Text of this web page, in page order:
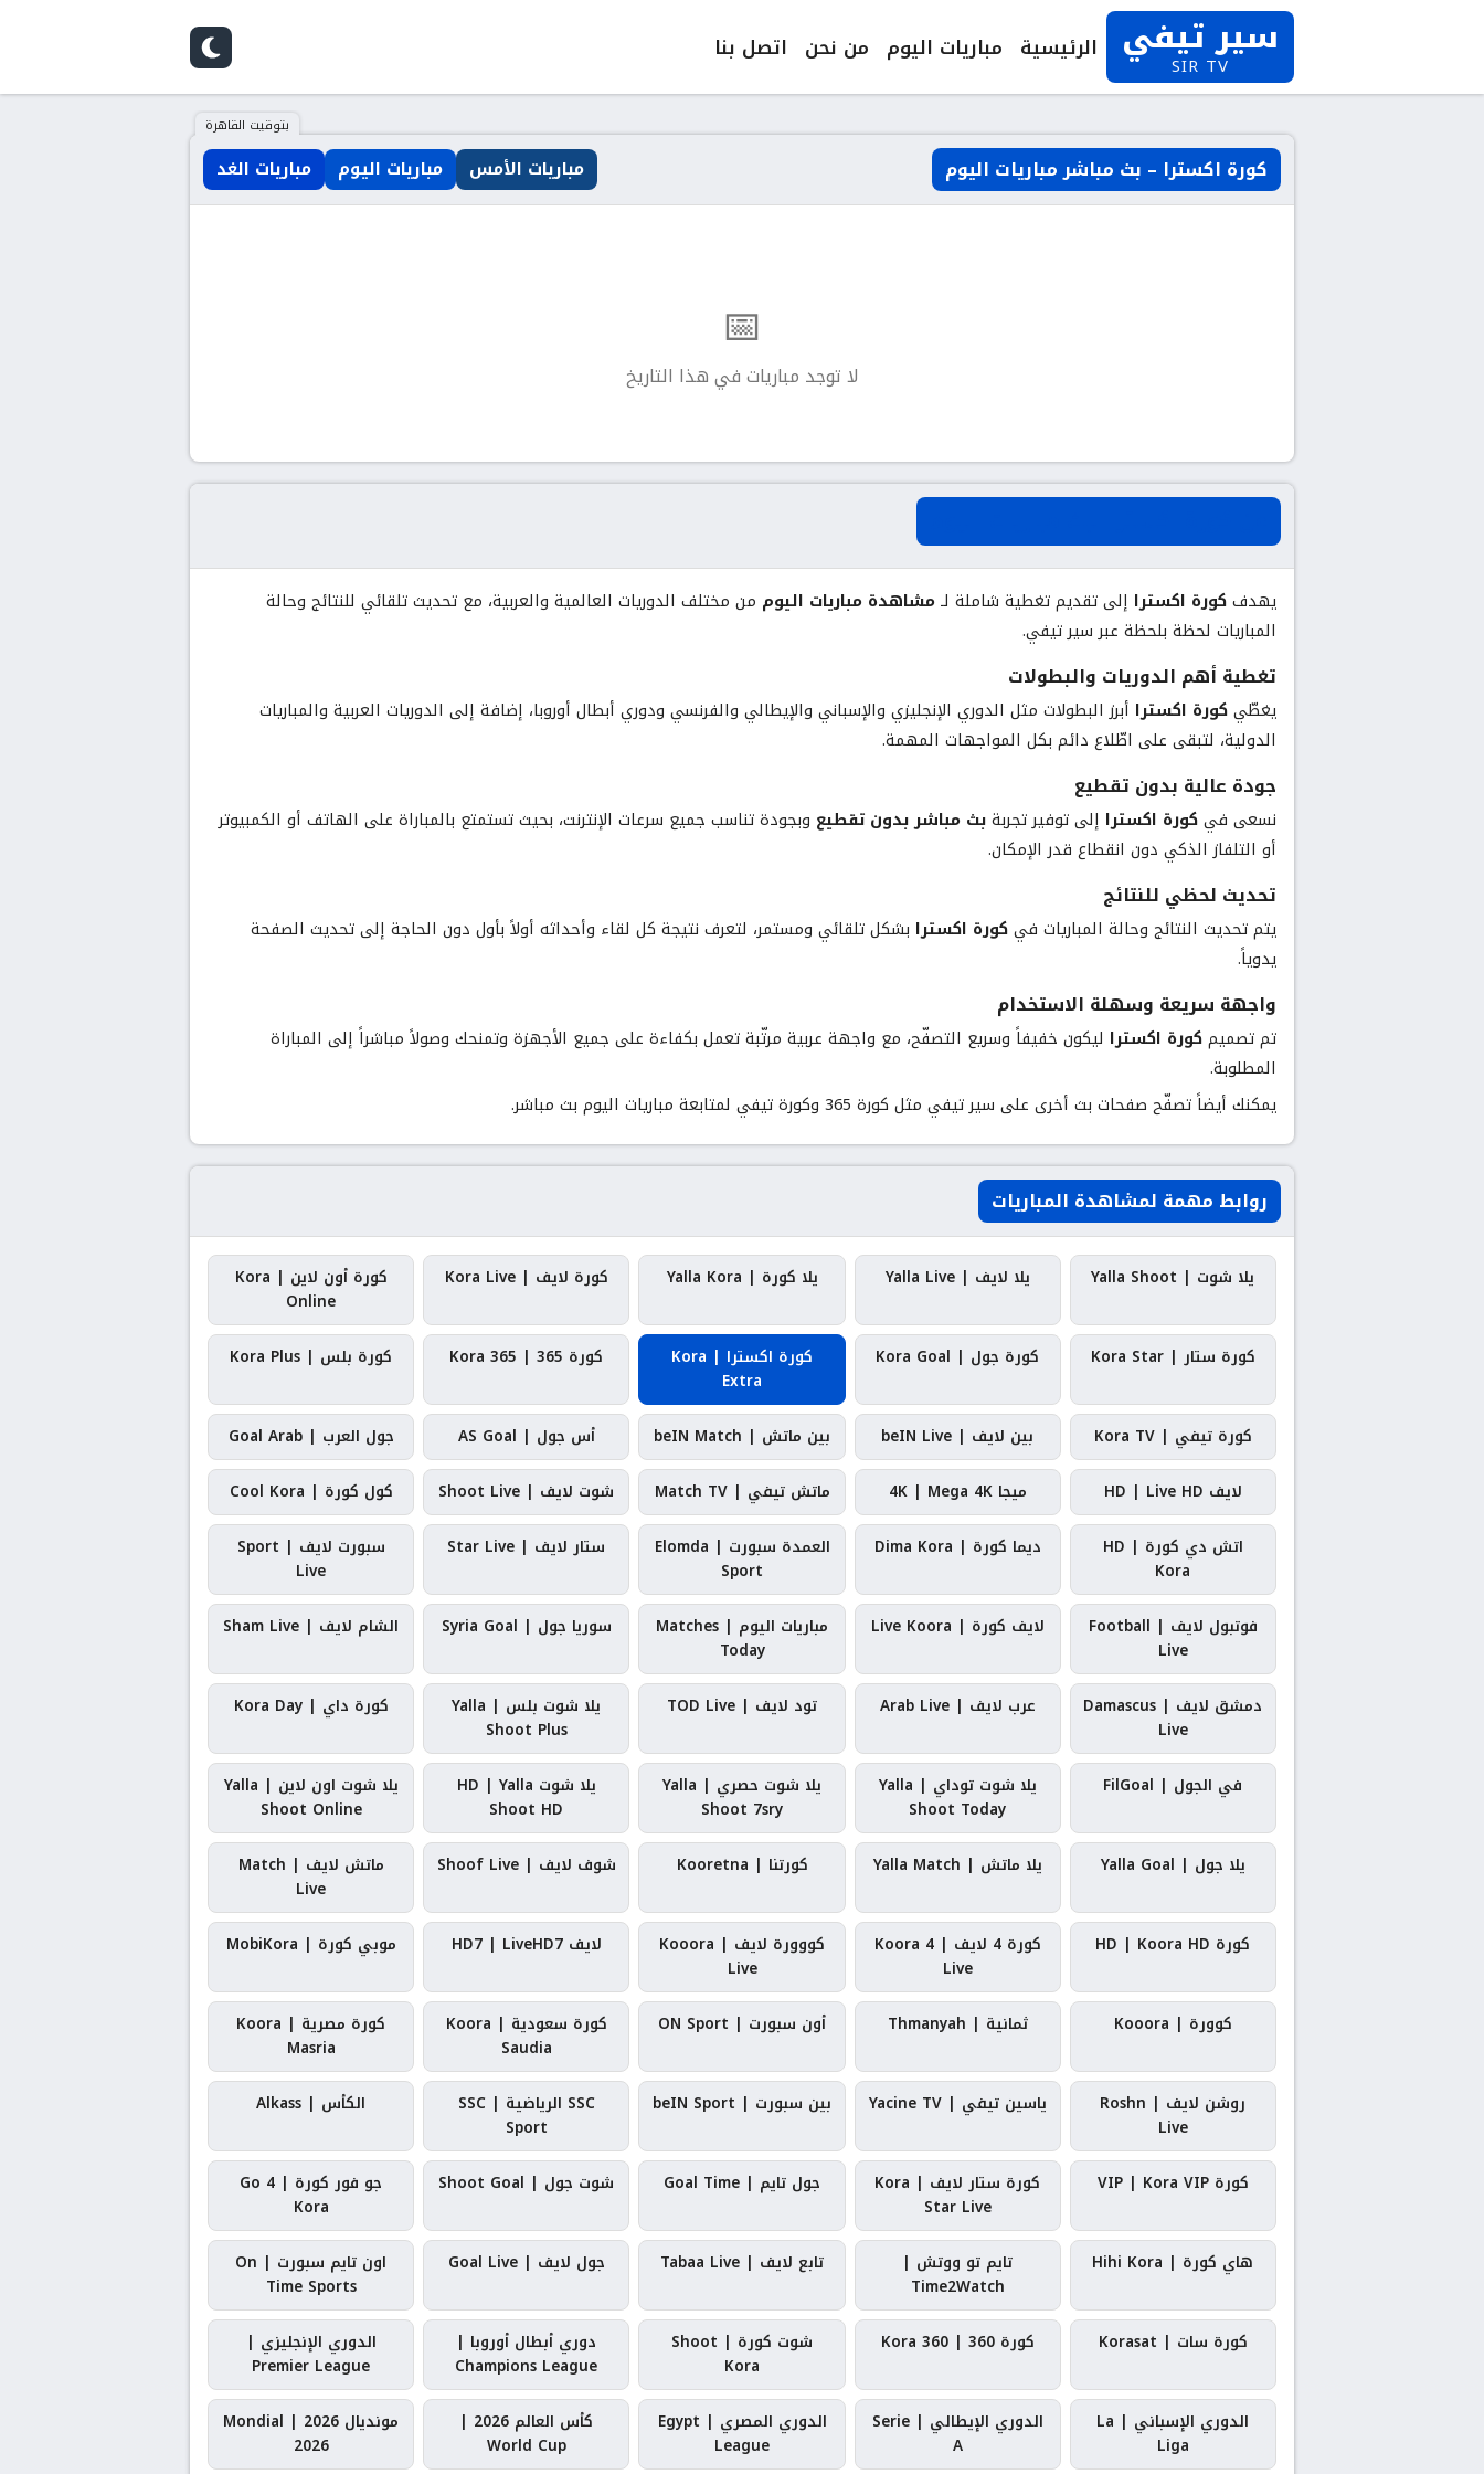
سير تيفي
SIR TV
الرئيسية مباريات اليوم من نحن اتصل بنا
بتوقيت القاهرة
كورة اكسترا – بث مباشر مباريات اليوم مباريات الأمس مباريات اليوم مباريات الغد
📅
لا توجد مباريات في هذا التاريخ
يهدفكورة اكسترا إلى تقديم تغطية شاملة لـمشاهدة مباريات اليوم من مختلف الدوريات العالمية والعربية، مع تحديث تلقائي للنتائج وحالة
المباريات لحظة بلحظة عبر سير تيفي.
تغطية أهم الدوريات والبطولات
يغطّيكورة اكسترا أبرز البطولات مثل الدوري الإنجليزي والإسباني والإيطالي والفرنسي ودوري أبطال أوروبا، إضافة إلى الدوريات العربية والمباريات
الدولية، لتبقى على اطّلاع دائم بكل المواجهات المهمة.
جودة عالية بدون تقطيع
نسعى فيكورة اكسترا إلى توفير تجربةبث مباشر بدون تقطيع وبجودة تناسب جميع سرعات الإنترنت، بحيث تستمتع بالمباراة على الهاتف أو الكمبيوتر
أو التلفاز الذكي دون انقطاع قدر الإمكان.
تحديث لحظي للنتائج
يتم تحديث النتائج وحالة المباريات فيكورة اكسترا بشكل تلقائي ومستمر، لتعرف نتيجة كل لقاء وأحداثه أولاً بأول دون الحاجة إلى تحديث الصفحة
يدوياً.
واجهة سريعة وسهلة الاستخدام
تم تصميمكورة اكسترا ليكون خفيفاً وسريع التصفّح، مع واجهة عربية مرتّبة تعمل بكفاءة على جميع الأجهزة وتمنحك وصولاً مباشراً إلى المباراة
المطلوبة.
يمكنك أيضاً تصفّح صفحات بث أخرى على سير تيفي مثل كورة 365 وكورة تيفي لمتابعة مباريات اليوم بث مباشر.
روابط مهمة لمشاهدة المباريات
يلا شوت | Yalla Shoot يلا لايف | Yalla Live يلا كورة | Yalla Kora كورة لايف | Kora Live
كورة أون لاين | Kora
Online
كورة ستار | Kora Star
كورة جول | Kora Goal
كورة اكسترا | Kora
Extra
كورة 365 | Kora 365 كورة بلس | Kora Plus
كورة تيفي | Kora TV بين لايف | beIN Live بين ماتش | beIN Match أس جول | AS Goal
جول العرب | Goal Arab
لايف HD | Live HD
ميجا 4K | Mega 4K ماتش تيفي | Match TV شوت لايف | Shoot Live
كول كورة | Cool Kora
اتش دي كورة | HD
Kora
ديما كورة | Dima Kora
العمدة سبورت | Elomda
Sport
ستار لايف | Star Live
سبورت لايف | Sport
Live
فوتبول لايف | Football
Live
لايف كورة | Live Koora
مباريات اليوم | Matches
Today
سوريا جول | Syria Goal الشام لايف | Sham Live
دمشق لايف | Damascus
Live
عرب لايف | Arab Live تود لايف | TOD Live
يلا شوت بلس | Yalla
Shoot Plus
كورة داي | Kora Day
في الجول | FilGoal
يلا شوت توداي | Yalla
Shoot Today
يلا شوت حصري | Yalla
Shoot 7sry
يلا شوت HD | Yalla
Shoot HD
يلا شوت اون لاين | Yalla
Shoot Online
يلا جول | Yalla Goal
يلا ماتش | Yalla Match كورتنا | Kooretna شوف لايف | Shoof Live
ماتش لايف | Match
Live
كورة HD | Koora HD
كورة 4 لايف | Koora 4
Live
كووورة لايف | Kooora
Live
لايف HD7 | LiveHD7 موبي كورة | MobiKora
كوورة | Kooora ثمانية | Thmanyah أون سبورت | ON Sport
كورة سعودية | Koora
Saudia
كورة مصرية | Koora
Masria
روشن لايف | Roshn
Live
ياسين تيفي | Yacine TV بين سبورت | beIN Sport
SSC الرياضية | SSC
Sport
الكأس | Alkass
كورة VIP | Kora VIP
كورة ستار لايف | Kora
Star Live
جول تايم | Goal Time شوت جول | Shoot Goal
جو فور كورة | Go 4
Kora
هاي كورة | Hihi Kora
تايم تو ووتش |
Time2Watch
تابع لايف | Tabaa Live جول لايف | Goal Live
اون تايم سبورت | On
Time Sports
كورة سات | Korasat
كورة 360 | Kora 360
شوت كورة | Shoot
Kora
دوري أبطال أوروبا |
Champions League
الدوري الإنجليزي |
Premier League
الدوري الإسباني | La
Liga
الدوري الإيطالي | Serie
A
الدوري المصري | Egypt
League
كأس العالم 2026 |
World Cup
مونديال 2026 | Mondial
2026